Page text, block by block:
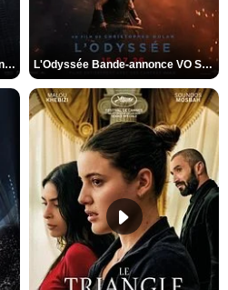
Spider-Man: Brand New Day Bande-annonce VO STFR L'Odyssée Bande-annonce VO STFR